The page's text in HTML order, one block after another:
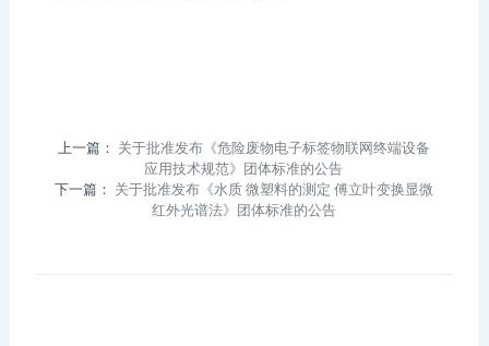
上一篇： 关于批准发布《危险废物电子标签物联网终端设备
应用技术规范》团体标准的公告
下一篇： 关于批准发布《水质 微塑料的测定 傅立叶变换显微
红外光谱法》团体标准的公告